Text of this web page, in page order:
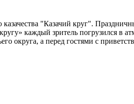
"Казачий круг".
каждый зритель погрузился в
округа, а перед гостями с